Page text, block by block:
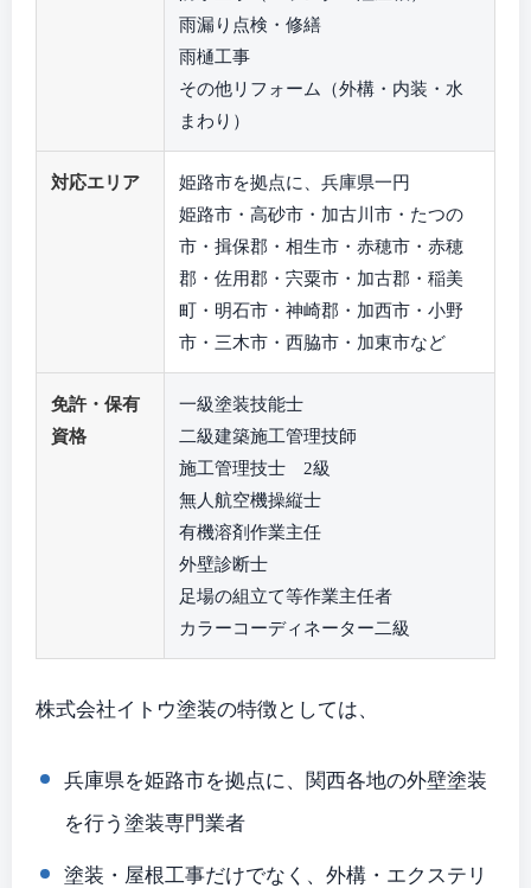
雨漏り点検・修繕
雨樋工事
その他リフォーム（外構・内装・水
まわり）
対応エリア
姫路市を拠点に、兵庫県一円
姫路市・高砂市・加古川市・たつの
市・揖保郡・相生市・赤穂市・赤穂
郡・佐用郡・宍粟市・加古郡・稲美
町・明石市・神崎郡・加西市・小野
市・三木市・西脇市・加東市など
免許・保有
資格
一級塗装技能士
二級建築施工管理技師
施工管理技士 2級
無人航空機操縦士
有機溶剤作業主任
外壁診断士
足場の組立て等作業主任者
カラーコーディネーター二級
株式会社イトウ塗装の特徴としては、
兵庫県を姫路市を拠点に、関西各地の外壁塗装
を行う塗装専門業者
塗装・屋根工事だけでなく、外構・エクステリ